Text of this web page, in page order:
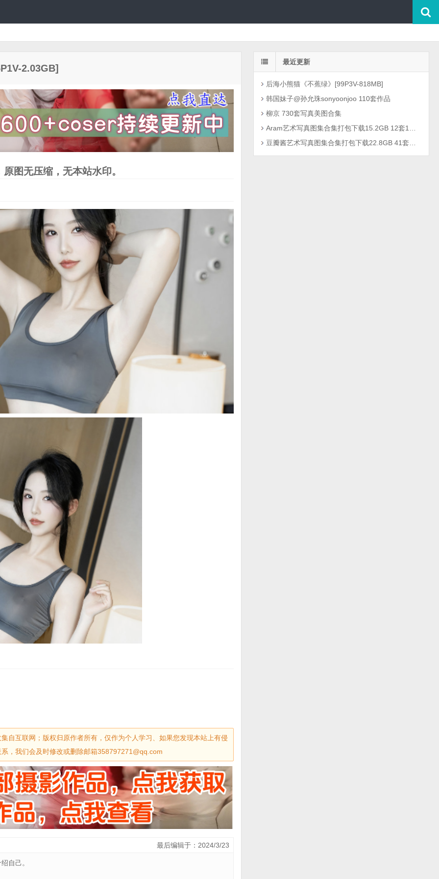
2.03GB]
图无压缩，无本站水印。
自互联网；版权归原作者所有，仅作为个人学习、如果您发现本站上有侵
，我们会及时修改或删除邮箱358797271@qq.com
最后编辑于：2024/3/23
自己。
最近更新
后海小熊猫《不蕉绿》[99P3V-818MB]
韩国妹子@孙允珠sonyoonjoo 110套作品
柳京 730套写真美图合集